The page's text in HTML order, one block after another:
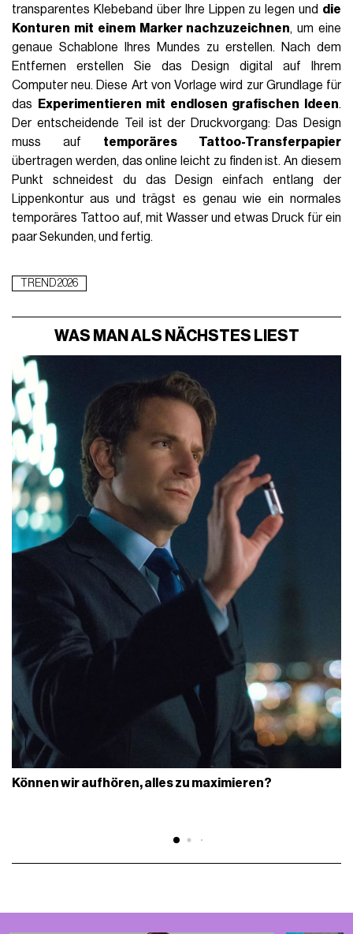
transparentes Klebeband über Ihre Lippen zu legen und die
Konturen mit einem Marker nachzuzeichnen, um eine
genaue Schablone Ihres Mundes zu erstellen. Nach dem
Entfernen erstellen Sie das Design digital auf Ihrem
Computer neu. Diese Art von Vorlage wird zur Grundlage für
das
Experimentieren mit endlosen grafischen Ideen.
Der entscheidende Teil ist der Druckvorgang: Das Design
muss auf temporäres Tattoo-Transferpapier
übertragen werden, das online leicht zu finden ist. An diesem
Punkt schneidest du das Design einfach entlang der
Lippenkontur aus und trägst es genau wie ein normales
temporäres Tattoo auf, mit Wasser und etwas Druck für ein
paar Sekunden, und fertig.
TREND 2026
WAS MAN ALS NÄCHSTES LIEST
Können wir aufhören, alles zu maximieren?